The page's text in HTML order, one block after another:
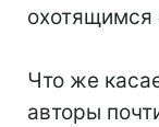
охотящимся
Что же
авторы